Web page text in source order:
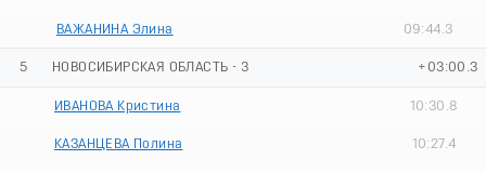
ВАЖАНИНА Элина 09:44.3
5 НОВОСИБИРСКАЯ ОБЛАСТЬ - 3 +03:00.3
ИВАНОВА Кристина 10:30.8
КАЗАНЦЕВА Полина 10:27.4